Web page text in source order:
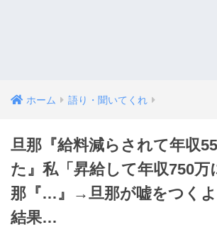
ホーム 語り・聞いてくれ
旦那『給料減らされて年収
た』私「昇給して年収750万
那『…』→旦那が嘘をつく
結果…